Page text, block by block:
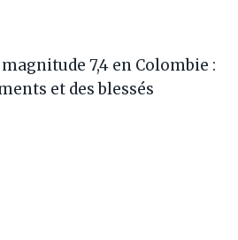
7,4 en Colombie :
et des blessés